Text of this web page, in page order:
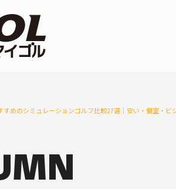
すめのシミュレーションゴルフ比較27選｜安い・個室・